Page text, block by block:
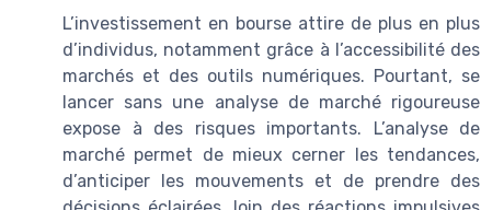
L’investissement en bourse attire de plus en plus
d’individus, notamment grâce à l’accessibilité des
marchés et des outils numériques. Pourtant, se
lancer sans une analyse de marché rigoureuse
expose à des risques importants. L’analyse de
marché permet de mieux cerner les tendances,
d’anticiper les mouvements et de prendre des